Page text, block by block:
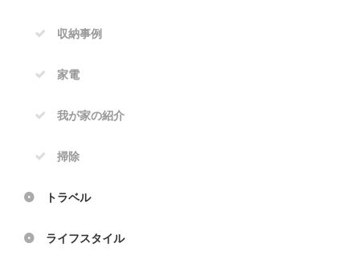
収納事例
家電
我が家の紹介
掃除
トラベル
ライフスタイル